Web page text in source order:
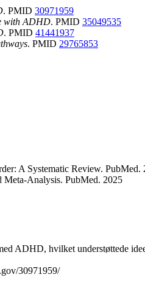
. PMID 30971959
with ADHD. PMID 35049535
. PMID 41441937
. PMID 29765853
A Systematic Review. PubMed.
Meta-Analysis. PubMed. 2025
ADHD, hvilket understøttede
30971959/